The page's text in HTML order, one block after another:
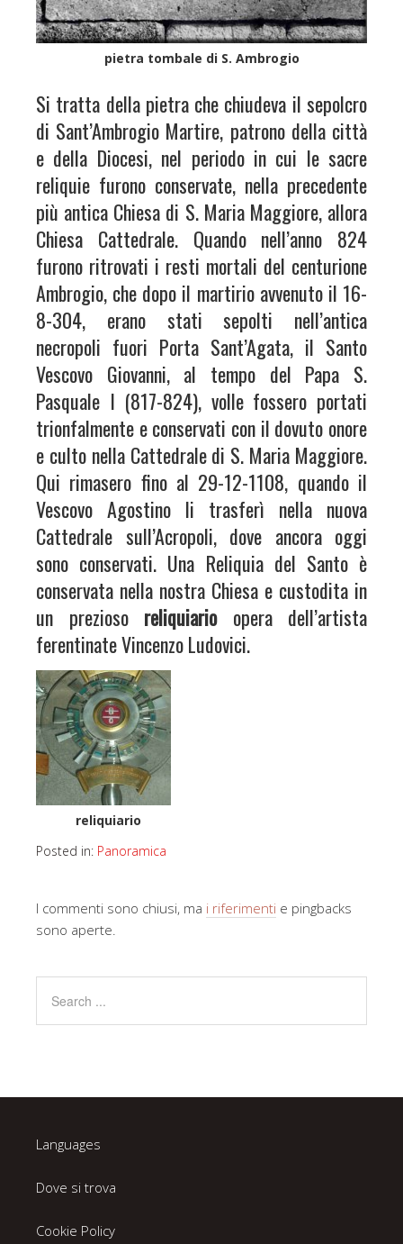
pietra tombale di S. Ambrogio
Si tratta della pietra che chiudeva il sepolcro
di Sant’Ambrogio Martire, patrono della città
e della Diocesi, nel periodo in cui le sacre
reliquie furono conservate, nella precedente
più antica Chiesa di S. Maria Maggiore, allora
Chiesa Cattedrale. Quando nell’anno 824
furono ritrovati i resti mortali del centurione
Ambrogio, che dopo il martirio avvenuto il 16-
8-304, erano stati sepolti nell’antica
necropoli fuori Porta Sant’Agata, il Santo
Vescovo Giovanni, al tempo del Papa S.
Pasquale I (817-824), volle fossero portati
trionfalmente e conservati con il dovuto onore
e culto nella Cattedrale di S. Maria Maggiore.
Qui rimasero fino al 29-12-1108, quando il
Vescovo Agostino li trasferì nella nuova
Cattedrale sull’Acropoli, dove ancora oggi
sono conservati. Una Reliquia del Santo è
conservata nella nostra Chiesa e custodita in
un prezioso reliquiarioopera dell’artista
ferentinate Vincenzo Ludovici.
reliquiario
Posted in: Panoramica
I commenti sono chiusi, ma i riferimenti e pingbacks
sono aperte.
Languages
Dove si trova
Cookie Policy